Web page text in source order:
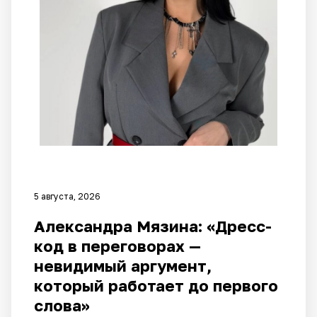
05.08.2026, 21:26
Климатический кризис набирает обороты: потепление
ускоряется и грозит необратимыми последствиями
». Алексей
Краснодар
ского
кооперати
вного
института
Наталией
Асановой
5 августа, 2026
Александра Мязина: «Дресс-
код в переговорах —
невидимый аргумент,
который работает до первого
слова»